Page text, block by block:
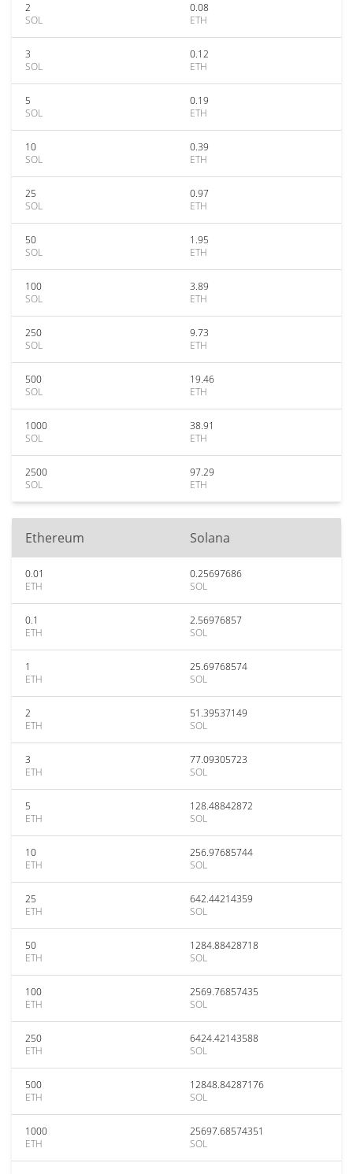
2
SOL
0.08
ETH
3
SOL
0.12
ETH
5
SOL
0.19
ETH
10
SOL
0.39
ETH
25
SOL
0.97
ETH
50
SOL
1.95
ETH
100
SOL
3.89
ETH
250
SOL
9.73
ETH
500
SOL
19.46
ETH
1000
SOL
38.91
ETH
2500
SOL
97.29
ETH
Ethereum Solana
0.01
ETH
0.25697686
SOL
0.1
ETH
2.56976857
SOL
1
ETH
25.69768574
SOL
2
ETH
51.39537149
SOL
3
ETH
77.09305723
SOL
5
ETH
128.48842872
SOL
10
ETH
256.97685744
SOL
25
ETH
642.44214359
SOL
50
ETH
1284.88428718
SOL
100
ETH
2569.76857435
SOL
250
ETH
6424.42143588
SOL
500
ETH
12848.84287176
SOL
1000
ETH
25697.68574351
SOL